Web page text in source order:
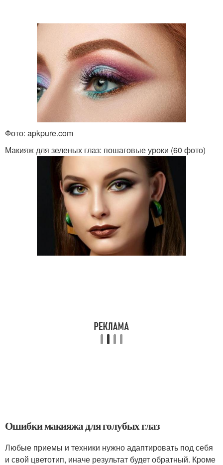
Фото: apkpure.com
Макияж для зеленых глаз: пошаговые уроки (60 фото)
Ошибки макияжа для голубых глаз
Любые приемы и техники нужно адаптировать под себя
и свой цветотип, иначе результат будет обратный. Кроме